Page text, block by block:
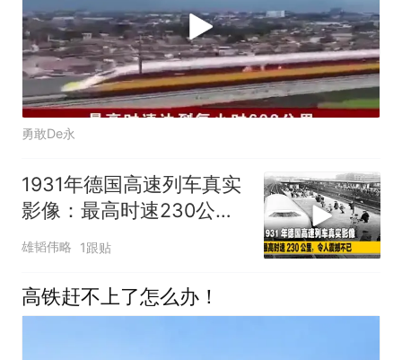
勇敢De永
1931年德国高速列车真实
影像：最高时速230公
里，令人震撼不已
雄韬伟略 1跟贴
高铁赶不上了怎么办！